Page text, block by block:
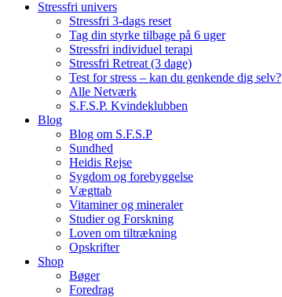
Stressfri univers
Stressfri 3-dags reset
Tag din styrke tilbage på 6 uger
Stressfri individuel terapi
Stressfri Retreat (3 dage)
Test for stress – kan du genkende dig selv?
Alle Netværk
S.F.S.P. Kvindeklubben
Blog
Blog om S.F.S.P
Sundhed
Heidis Rejse
Sygdom og forebyggelse
Vægttab
Vitaminer og mineraler
Studier og Forskning
Loven om tiltrækning
Opskrifter
Shop
Bøger
Foredrag